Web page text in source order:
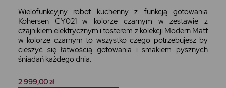
Wielofunkcyjny robot kuchenny z funkcją gotowania
Kohersen CY021 w kolorze czarnym w zestawie z
czajnikiem elektrycznym i tosterem z kolekcji Modern Matt
w kolorze czarnym to wszystko czego potrzebujesz by
cieszyć się łatwością gotowania i smakiem pysznych
śniadań każdego dnia.
2 999,00 zł